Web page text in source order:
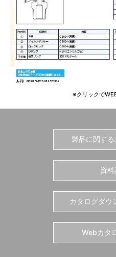
※クリックで
製品に関す
資
カタログダウ
Webカタ